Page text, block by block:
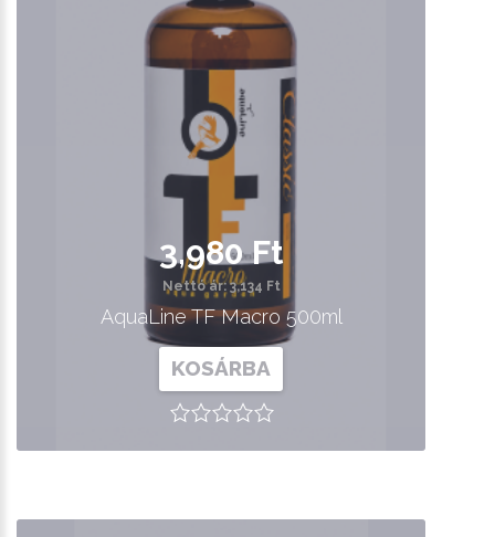
3,980 Ft
Nettó ár: 3,134 Ft
AquaLine TF Macro 500ml
KOSÁRBA